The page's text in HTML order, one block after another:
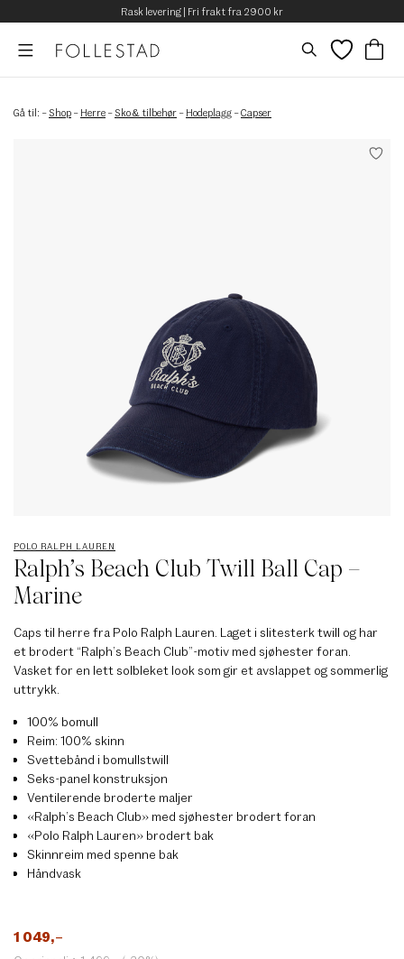
Rask levering | Fri frakt fra 2900 kr
Gå til: – Shop – Herre – Sko & tilbehør – Hodeplagg –Capser
POLO RALPH LAUREN
Ralph’s Beach Club Twill Ball Cap –
Marine
Caps til herre fra Polo Ralph Lauren. Laget i slitesterk twill og har
et brodert “Ralph’s Beach Club”-motiv med sjøhester foran.
Vasket for en lett solbleket look som gir et avslappet og sommerlig
uttrykk.
100% bomull
Reim: 100% skinn
Svettebånd i bomullstwill
Seks-panel konstruksjon
Ventilerende broderte maljer
«Ralph’s Beach Club» med sjøhester brodert foran
«Polo Ralph Lauren» brodert bak
Skinnreim med spenne bak
Håndvask
1 049,–